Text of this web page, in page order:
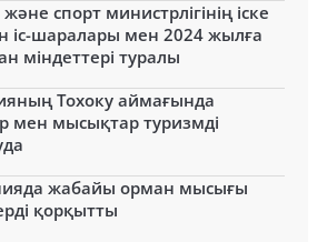
спорт министрлігінің іске
іс-шаралары мен 2024 жылға
міндеттері туралы
Тохоку аймағында
мен мысықтар туризмді
жабайы орман мысығы
қорқытты